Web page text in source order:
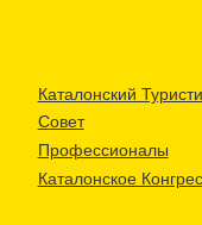
Каталонский
Совет
Профессионалы
Каталонское